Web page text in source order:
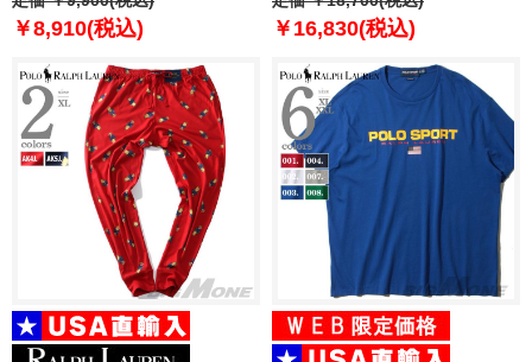
￥8,910(税込)
ャツ USA直輸入 710542056
￥16,830(税込)